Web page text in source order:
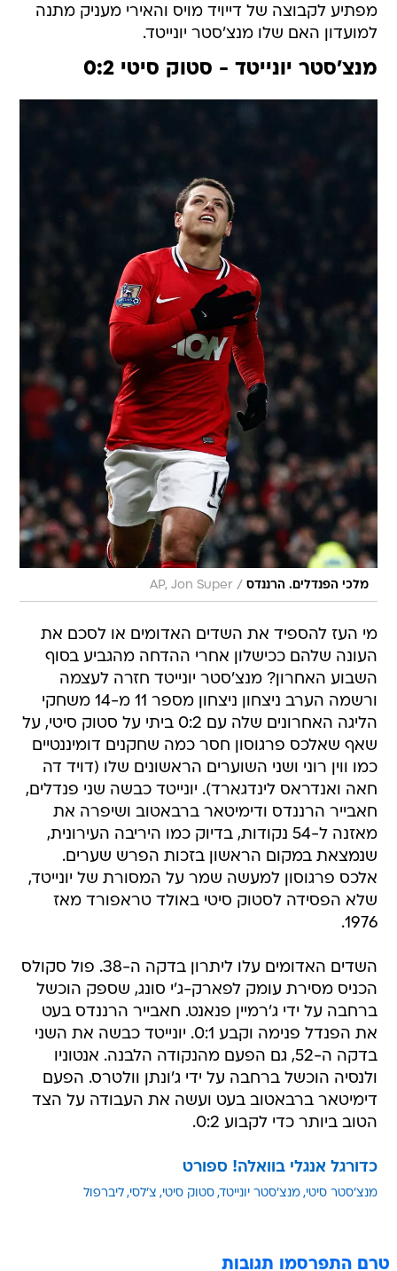
מפתיע לקבוצה של דייויד מויס והאירי מעניק מתנה
למועדון האם שלו מנצ'סטר יונייטד.
מנצ'סטר יונייטד - סטוק סיטי 0:2
מלכי הפנדלים. הרננדס /
AP, Jon Super
מי העז להספיד את השדים האדומים או לסכם את
העונה שלהם ככישלון אחרי ההדחה מהגביע בסוף
השבוע האחרון? מנצ'סטר יונייטד חזרה לעצמה
ורשמה הערב ניצחון ניצחון מספר 11 מ-14 משחקי
הליגה האחרונים שלה עם 0:2 ביתי על סטוק סיטי, על
שאף שאלכס פרגוסון חסר כמה שחקנים דומיננטיים
כמו ווין רוני ושני השוערים הראשונים שלו (דויד דה
חאה ואנדראס לינדגארד). יונייטד כבשה שני פנדלים,
חאבייר הרננדס ודימיטאר ברבאטוב ושיפרה את
מאזנה ל-54 נקודות, בדיוק כמו היריבה העירונית,
שנמצאת במקום הראשון בזכות הפרש שערים.
אלכס פרגוסון למעשה שמר על המסורת של יונייטד,
שלא הפסידה לסטוק סיטי באולד טראפורד מאז
1976.
השדים האדומים עלו ליתרון בדקה ה-38. פול סקולס
הכניס מסירת עומק לפארק-ג'י סונג, שספק הוכשל
ברחבה על ידי ג'רמיין פנאנט. חאבייר הרננדס בעט
את הפנדל פנימה וקבע 0:1. יונייטד כבשה את השני
בדקה ה-52, גם הפעם מהנקודה הלבנה. אנטוניו
ולנסיה הוכשל ברחבה על ידי ג'ונתן וולטרס. הפעם
דימיטאר ברבאטוב בעט ועשה את העבודה על הצד
הטוב ביותר כדי לקבוע 0:2.
כדורגל אנגלי בוואלה! ספורט
מנצ'סטר סיטי מנצ'סטר יונייטד סטוק סיטי צ'לסי ליברפול
טרם התפרסמו תגובות